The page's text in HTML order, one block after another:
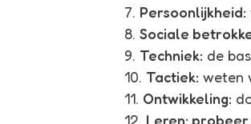
Persoonlijkheid:
Sociale
Techniek: de
Tactiek: weten
Ontwikkeling:
Leren: